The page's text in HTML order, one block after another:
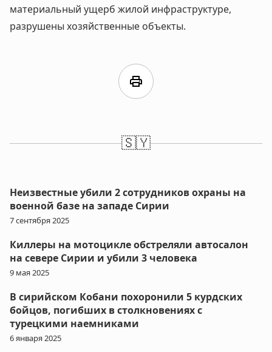
материальный ущерб жилой инфраструктуре,
разрушены хозяйственные объекты.
print
🇸🇾
Неизвестные убили 2 сотрудников охраны на
военной базе на западе Сирии
7 сентября 2025
Киллеры на мотоцикле обстреляли автосалон
на севере Сирии и убили 3 человека
9 мая 2025
В сирийском Кобани похоронили 5 курдских
бойцов, погибших в столкновениях с
турецкими наемниками
6 января 2025